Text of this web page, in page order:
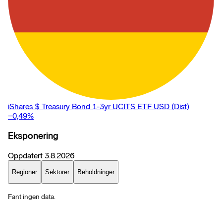
iShares $ Treasury Bond 1-3yr UCITS ETF USD (Dist)
−0,49%
Eksponering
Oppdatert 3.8.2026
Regioner Sektorer Beholdninger
Fant ingen data.